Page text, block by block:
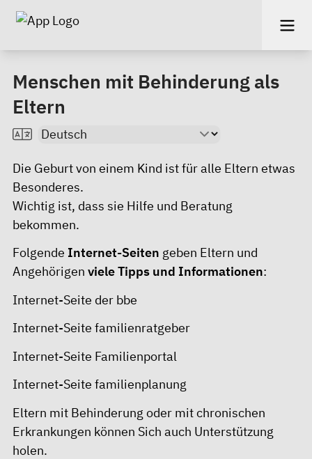
Menschen mit Behinderung als
Eltern
Die Geburt von einem Kind ist für alle Eltern etwas
Besonderes.
Wichtig ist, dass sie Hilfe und Beratung
bekommen.
Folgende Internet-Seiten geben Eltern und
Angehörigen viele Tipps und Informationen:
Internet-Seite der bbe
Internet-Seite familienratgeber
Internet-Seite Familienportal
Internet-Seite familienplanung
Eltern mit Behinderung oder mit chronischen
Erkrankungen können Sich auch Unterstützung
holen.